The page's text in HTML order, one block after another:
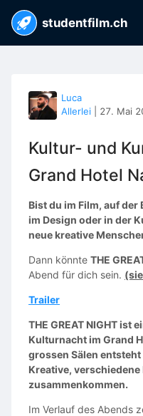
studentfilm.ch
Luca
Allerlei
27. Mai
Kultur- und
Grand Hotel
Bist du im Film, auf der
im Design oder in der
neue kreative
Dann könnte THE
Abend für dich sein.
Trailer
THE GREAT NIGHT ist
Kulturnacht im Grand
grossen Sälen
Kreative,
zusammenkommen.
Im Verlauf des Abends